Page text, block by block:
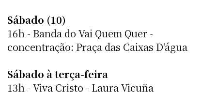
Sábado (10)
16h - Banda do Vai Quem Quer -
concentração: Praça das Caixas D'água
Sábado à terça-feira
13h - Viva Cristo - Laura Vicuña